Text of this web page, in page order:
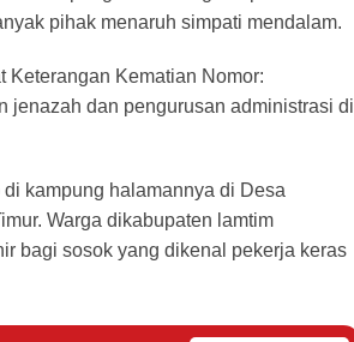
pihak menaruh simpati mendalam.
Keterangan Kematian Nomor:
jenazah dan pengurusan administrasi di
kampung halamannya di Desa
Warga dikabupaten lamtim
bagi sosok yang dikenal pekerja keras